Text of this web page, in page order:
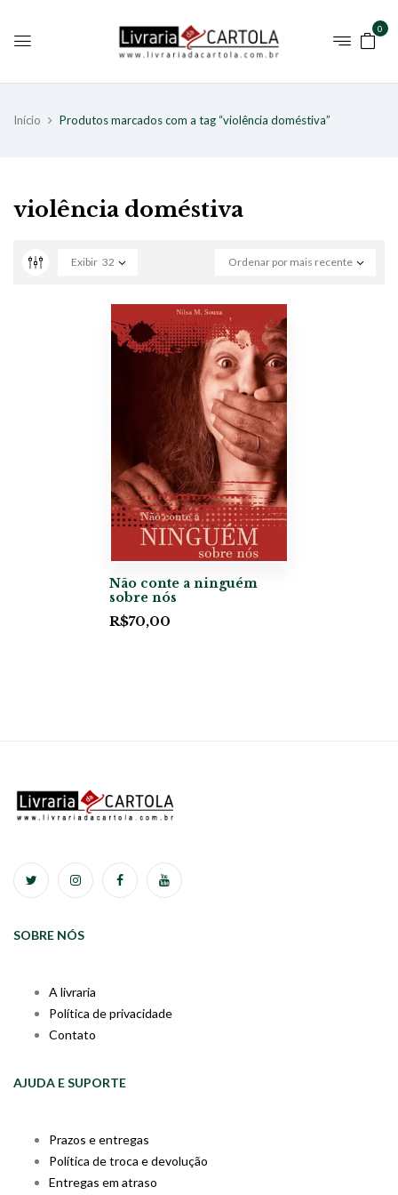
0
Início Produtos marcados com a tag “violência doméstiva”
violência doméstiva
Ordenar por mais recente
Exibir 32
Não conte a ninguém
sobre nós
R$70,00
SOBRE NÓS
A livraria
Política de privacidade
Contato
AJUDA E SUPORTE
Prazos e entregas
Política de troca e devolução
Entregas em atraso